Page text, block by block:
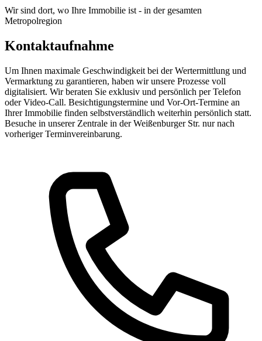
Wir sind dort, wo Ihre Immobilie ist - in der gesamten
Metropolregion
Kontaktaufnahme
Um Ihnen maximale Geschwindigkeit bei der Wertermittlung und
Vermarktung zu garantieren, haben wir unsere Prozesse voll
digitalisiert. Wir beraten Sie exklusiv und persönlich per Telefon
oder Video-Call. Besichtigungstermine und Vor-Ort-Termine an
Ihrer Immobilie finden selbstverständlich weiterhin persönlich statt.
Besuche in unserer Zentrale in der Weißenburger Str. nur nach
vorheriger Terminvereinbarung.